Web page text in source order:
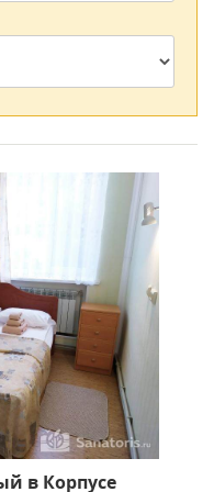
с лифтом (5
из дерева, где
террасу, ведущий
«Парковый». В
площадку, где
зона для
номер имеет санузел,
В номерах
Если вам
открытым небом, так и
в Корпусе